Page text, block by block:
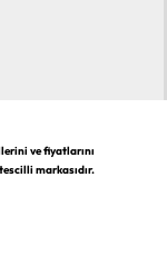
ve fiyatlarını
markasıdır.